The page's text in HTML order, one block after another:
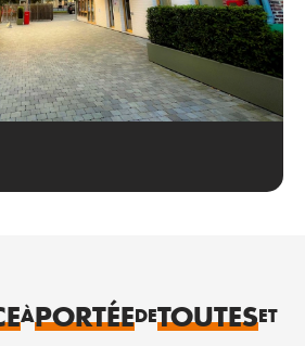
ÀPORTÉEDETOUTESET